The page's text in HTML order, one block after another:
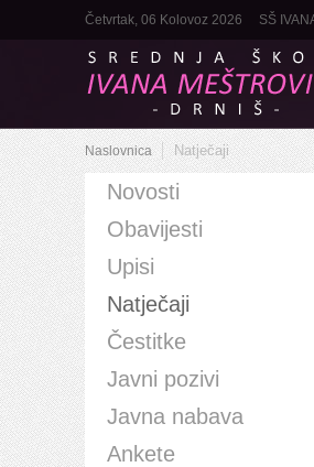
Četvrtak, 06 Kolovoz 2026 SŠ
Naslovnica Natječaji
Novosti
Obavijesti
Upisi
Natječaji
Čestitke
Javni pozivi
Javna nabava
Ankete